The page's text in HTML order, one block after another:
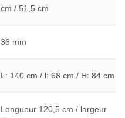
cm / 51,5 cm
36 mm
L: 140 cm / l: 68 cm / H: 84 cm
Longueur 120,5 cm / largeur